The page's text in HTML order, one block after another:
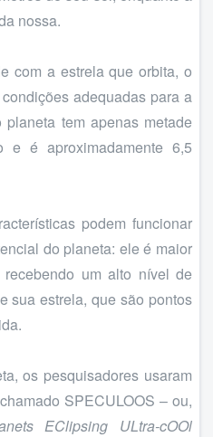
nossa.
com a estrela que orbita, o
adequadas para a
tem apenas metade
e é aproximadamente 6,5
podem funcionar
do planeta: ele é maior
um alto nível de
sua estrela, que são pontos
os pesquisadores usaram
SPECULOOS – ou,
EClipsing ULtra-cOOl